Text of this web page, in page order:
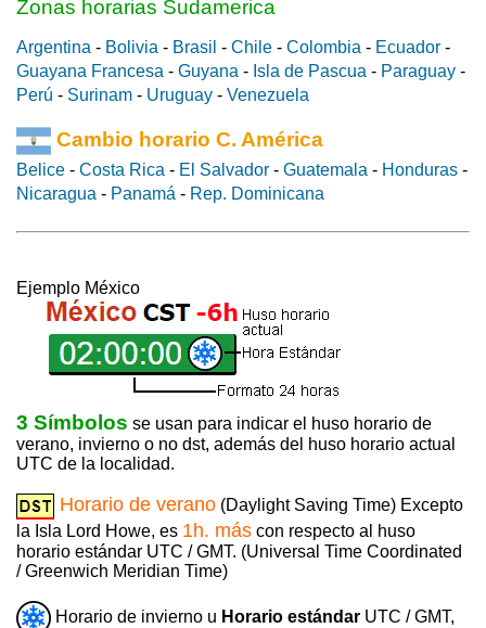
Zonas horarias Sudamerica
Argentina - Bolivia - Brasil - Chile - Colombia - Ecuador -
Guayana Francesa - Guyana - Isla de Pascua - Paraguay -
Perú - Surinam - Uruguay - Venezuela
Cambio horario C. América
Belice - Costa Rica - El Salvador - Guatemala - Honduras -
Nicaragua - Panamá - Rep. Dominicana
Ejemplo México
3 Símbolos se usan para indicar el huso horario de
verano, invierno o no dst, además del huso horario actual
UTC de la localidad.
Horario de verano (Daylight Saving Time) Excepto
la Isla Lord Howe, es 1h. más con respecto al huso
horario estándar UTC / GMT. (Universal Time Coordinated
/ Greenwich Meridian Time)
Horario de invierno u Horario estándar UTC / GMT,